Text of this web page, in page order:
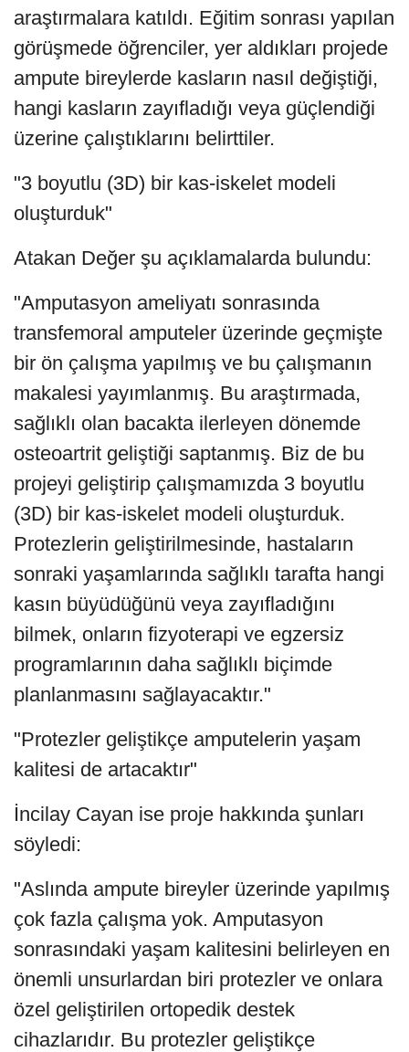
araştırmalara katıldı. Eğitim sonrası yapılan
görüşmede öğrenciler, yer aldıkları projede
ampute bireylerde kasların nasıl değiştiği,
hangi kasların zayıfladığı veya güçlendiği
üzerine çalıştıklarını belirttiler.
"3 boyutlu (3D) bir kas-iskelet modeli
oluşturduk"
Atakan Değer şu açıklamalarda bulundu:
"Amputasyon ameliyatı sonrasında
transfemoral amputeler üzerinde geçmişte
bir ön çalışma yapılmış ve bu çalışmanın
makalesi yayımlanmış. Bu araştırmada,
sağlıklı olan bacakta ilerleyen dönemde
osteoartrit geliştiği saptanmış. Biz de bu
projeyi geliştirip çalışmamızda 3 boyutlu
(3D) bir kas-iskelet modeli oluşturduk.
Protezlerin geliştirilmesinde, hastaların
sonraki yaşamlarında sağlıklı tarafta hangi
kasın büyüdüğünü veya zayıfladığını
bilmek, onların fizyoterapi ve egzersiz
programlarının daha sağlıklı biçimde
planlanmasını sağlayacaktır."
"Protezler geliştikçe amputelerin yaşam
kalitesi de artacaktır"
İncilay Cayan ise proje hakkında şunları
söyledi:
"Aslında ampute bireyler üzerinde yapılmış
çok fazla çalışma yok. Amputasyon
sonrasındaki yaşam kalitesini belirleyen en
önemli unsurlardan biri protezler ve onlara
özel geliştirilen ortopedik destek
cihazlarıdır. Bu protezler geliştikçe